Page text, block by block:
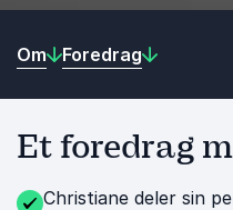
Om Foredrag
Et foredrag
Christiane deler sin